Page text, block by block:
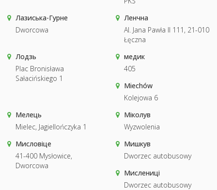
Лазиська-Гурне
Dworcowa
Ленчна
Al. Jana Pawła II 111, 21-010
Łęczna
Лодзь
Plac Bronisława
Sałacińskiego 1
медик
405
Miechów
Kolejowa 6
Мелець
Mielec, Jagiellończyka 1
Міколув
Wyzwolenia
Мисловіце
41-400 Mysłowice,
Dworcowa
Мишкув
Dworzec autobusowy
Мислениці
Dworzec autobusowy